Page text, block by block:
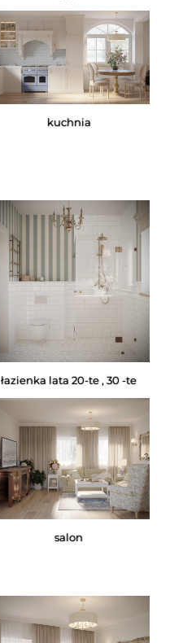
kuchnia
łazienka lata 20-te , 30 -te
salon